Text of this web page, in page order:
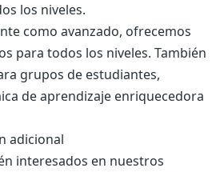
los niveles.
como avanzado, ofrecemos
para todos los niveles. También
grupos de estudiantes,
de aprendizaje enriquecedora
adicional
interesados ​​en nuestros